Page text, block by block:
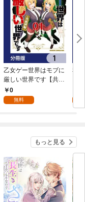
乙女ゲー世界はモブに
厳しい世界です【共和
国編】【分冊版】 1
0
無料
私
を
版
もっと見る